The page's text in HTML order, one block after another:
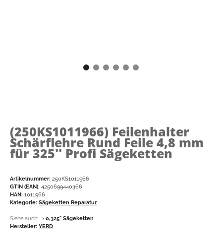
(250KS1011966) Feilenhalter
Schärflehre Rund Feile 4,8 mm
für 325'' Profi Sägeketten
Artikelnummer: 250KS1011966
GTIN (EAN): 4250699440366
HAN: 1011966
Kategorie: Sägeketten Reparatur
Siehe auch: ⇒ 0,325" Sägeketten
Hersteller: YERD